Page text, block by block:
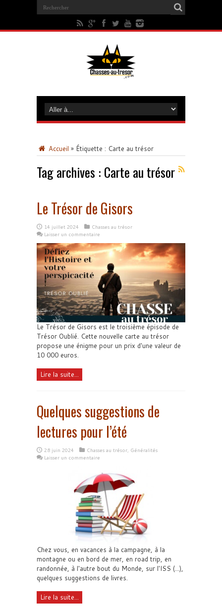
Accueil » Étiquette : Carte au trésor
Tag archives : Carte au trésor
Le Trésor de Gisors
14 juillet 2024
Chasses au trésor
Laisser un commentaire
Le Trésor de Gisors est le troisième épisode de
Trésor Oublié. Cette nouvelle carte au trésor
propose une énigme pour un prix d'une valeur de
10 000 euros.
Lire la suite...
Quelques suggestions de
lectures pour l’été
28 juin 2024 Chasses au trésor, Généralités
Laisser un commentaire
Chez vous, en vacances à la campagne, à la
montagne ou en bord de mer, en road trip, en
randonnée, à l'autre bout du Monde, sur l'ISS (...),
quelques suggestions de livres.
Lire la suite...